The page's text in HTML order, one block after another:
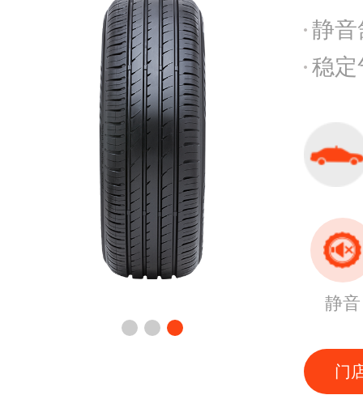
休闲车胎
静音
稳定
静音
门